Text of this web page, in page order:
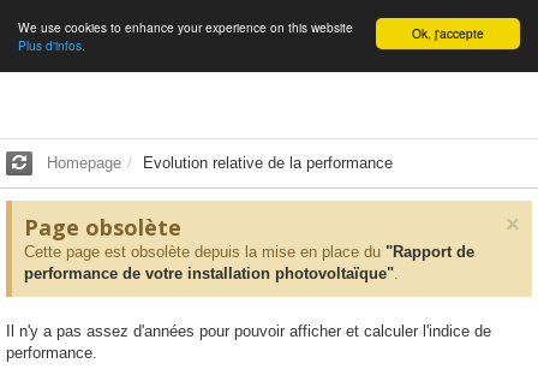
English Ok, j'accepte
We use cookies to enhance your experience on this website
Plus d'infos.
Homepage Evolution relative de la performance
×
Page obsolète
Cette page est obsolète depuis la mise en place du "Rapport de
performance de votre installation photovoltaïque".
Il n'y a pas assez d'années pour pouvoir afficher et calculer l'indice de
performance.